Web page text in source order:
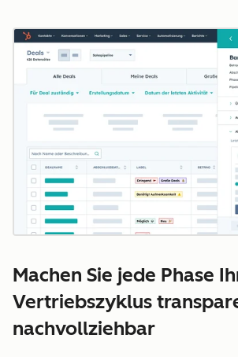
Machen Sie jede Phase
Vertriebszyklus
nachvollziehbar